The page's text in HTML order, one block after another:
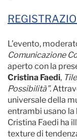
L’evento,
Comunicazione
aperto con la
Cristina Faedi,
Possibilità”.
universale della
entrambi usano
Cristina Faedi ha
texture di